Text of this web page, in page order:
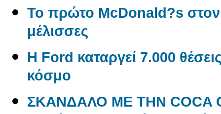
Το πρώτο McDonald?s
μέλισσες
Η Ford καταργεί 7.000
κόσμο
ΣΚΑΝΔΑΛΟ ΜΕ ΤΗΝ COCA